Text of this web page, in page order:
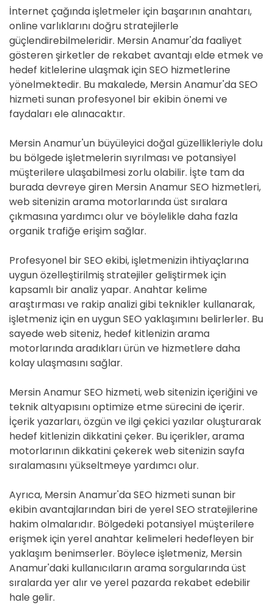
İnternet çağında işletmeler için başarının anahtarı,
online varlıklarını doğru stratejilerle
güçlendirebilmeleridir. Mersin Anamur'da faaliyet
gösteren şirketler de rekabet avantajı elde etmek ve
hedef kitlelerine ulaşmak için SEO hizmetlerine
yönelmektedir. Bu makalede, Mersin Anamur'da SEO
hizmeti sunan profesyonel bir ekibin önemi ve
faydaları ele alınacaktır.
Mersin Anamur'un büyüleyici doğal güzellikleriyle dolu
bu bölgede işletmelerin sıyrılması ve potansiyel
müşterilere ulaşabilmesi zorlu olabilir. İşte tam da
burada devreye giren Mersin Anamur SEO hizmetleri,
web sitenizin arama motorlarında üst sıralara
çıkmasına yardımcı olur ve böylelikle daha fazla
organik trafiğe erişim sağlar.
Profesyonel bir SEO ekibi, işletmenizin ihtiyaçlarına
uygun özelleştirilmiş stratejiler geliştirmek için
kapsamlı bir analiz yapar. Anahtar kelime
araştırması ve rakip analizi gibi teknikler kullanarak,
işletmeniz için en uygun SEO yaklaşımını belirlerler. Bu
sayede web siteniz, hedef kitlenizin arama
motorlarında aradıkları ürün ve hizmetlere daha
kolay ulaşmasını sağlar.
Mersin Anamur SEO hizmeti, web sitenizin içeriğini ve
teknik altyapısını optimize etme sürecini de içerir.
İçerik yazarları, özgün ve ilgi çekici yazılar oluşturarak
hedef kitlenizin dikkatini çeker. Bu içerikler, arama
motorlarının dikkatini çekerek web sitenizin sayfa
sıralamasını yükseltmeye yardımcı olur.
Ayrıca, Mersin Anamur'da SEO hizmeti sunan bir
ekibin avantajlarından biri de yerel SEO stratejilerine
hakim olmalarıdır. Bölgedeki potansiyel müşterilere
erişmek için yerel anahtar kelimeleri hedefleyen bir
yaklaşım benimserler. Böylece işletmeniz, Mersin
Anamur'daki kullanıcıların arama sorgularında üst
sıralarda yer alır ve yerel pazarda rekabet edebilir
hale gelir.